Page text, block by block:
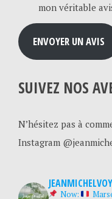
mon véritable
ENVOYER UN AVIS
SUIVEZ NOS
N’hésitez pas à
Instagram
Now: